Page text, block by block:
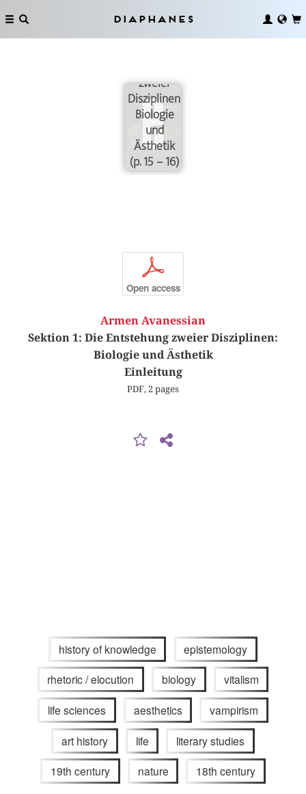
Diaphanes
Sektion 1:
zweier
Disziplinen:
Biologie
und
Ästhetik
(p. 15 – 16)
p
Open access
Armen Avanessian
Sektion 1: Die Entstehung zweier Disziplinen:
Biologie und Ästhetik
Einleitung
PDF, 2 pages
history of knowledge epistemology
rhetoric / elocution biology vitalism
life sciences aesthetics vampirism
art history life literary studies
19th century nature 18th century